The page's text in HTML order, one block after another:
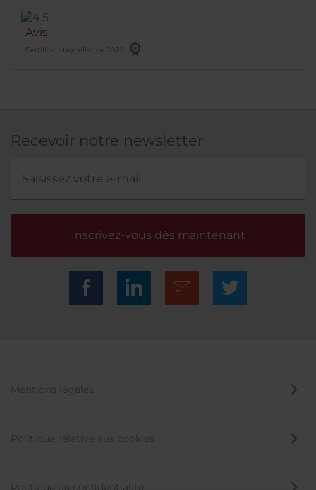
Avis
Certificat d’excellence 2025
Recevoir notre newsletter
Inscrivez-vous dès maintenant
Mentions légales
Politique relative aux cookies
Politique de confidentialité